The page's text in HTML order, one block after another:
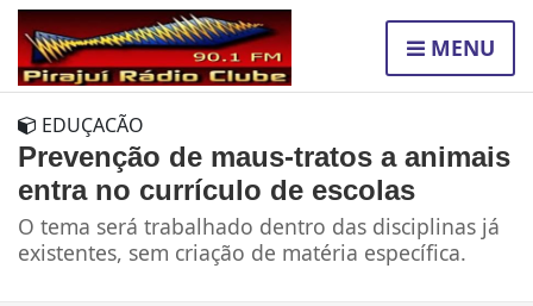
MENU
EDUÇACÃO
Prevenção de maus-tratos a animais
entra no currículo de escolas
O tema será trabalhado dentro das disciplinas já
existentes, sem criação de matéria específica.